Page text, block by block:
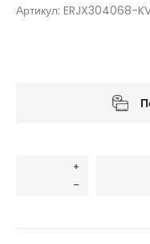
Артикул: ERJX304068-